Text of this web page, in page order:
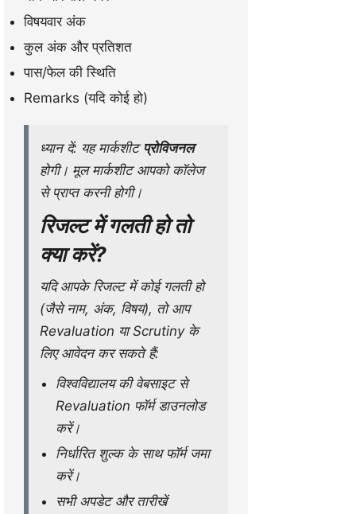
विषयवार अंक
कुल अंक और प्रतिशत
पास/फेल की स्थिति
Remarks (यदि कोई हो)
ध्यान दें: यह मार्कशीट प्रोविजनल
होगी। मूल मार्कशीट आपको कॉलेज
से प्राप्त करनी होगी।
रिजल्ट में गलती हो तो
क्या करें?
यदि आपके रिजल्ट में कोई गलती हो
(जैसे नाम, अंक, विषय), तो आप
Revaluation या Scrutiny के
लिए आवेदन कर सकते हैं:
विश्वविद्यालय की वेबसाइट से
Revaluation फॉर्म डाउनलोड
करें।
निर्धारित शुल्क के साथ फॉर्म जमा
करें।
सभी अपडेट और तारीखें